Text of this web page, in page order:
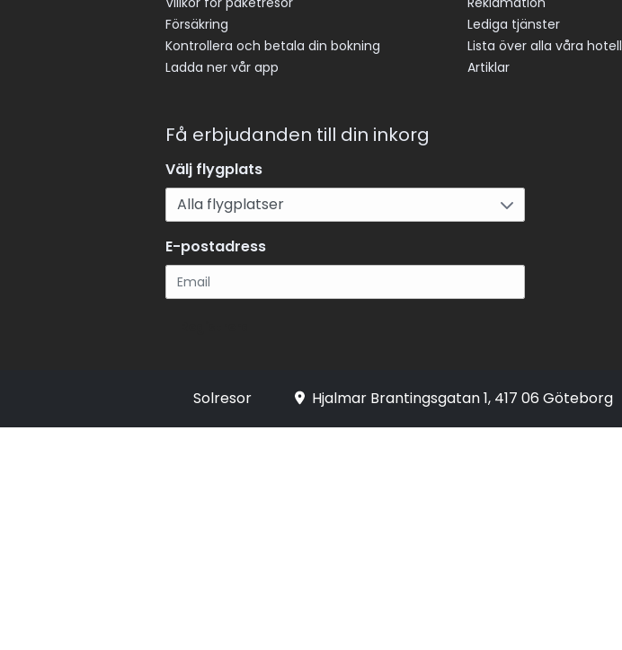
Försäkring
Kontrollera och betala din bokning
Ladda ner vår app
Lediga tjänster
Lista över alla våra hotell
Artiklar
Få erbjudanden till din inkorg
Välj flygplats
E-postadress
Solresor Hjalmar Brantingsgatan 1, 417 06 Göteborg